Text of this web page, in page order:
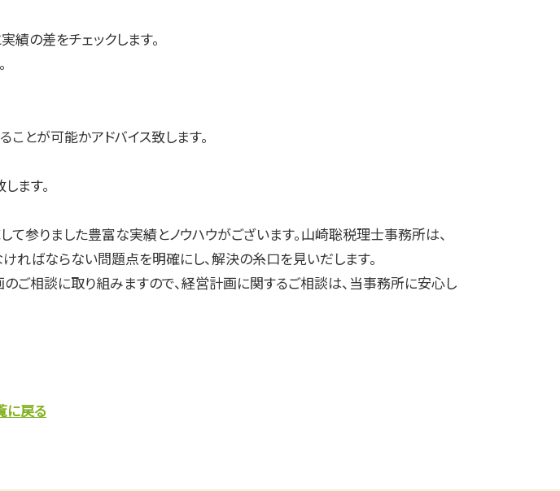
の差をチェックします。
ことが可能かアドバイス致します。
ます。
参りました豊富な実績とノウハウがございます。山崎聡税理士事務所は、
ればならない問題点を明確にし、解決の糸口を見いだします。
相談に取り組みますので、経営計画に関するご相談は、当事務所に安心し
に戻る